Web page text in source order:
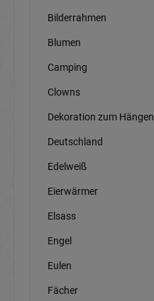
Bilderrahmen
Blumen
Camping
Clowns
Dekoration zum Hängen
Deutschland
Edelweiß
Eierwärmer
Elsass
Engel
Eulen
Fächer